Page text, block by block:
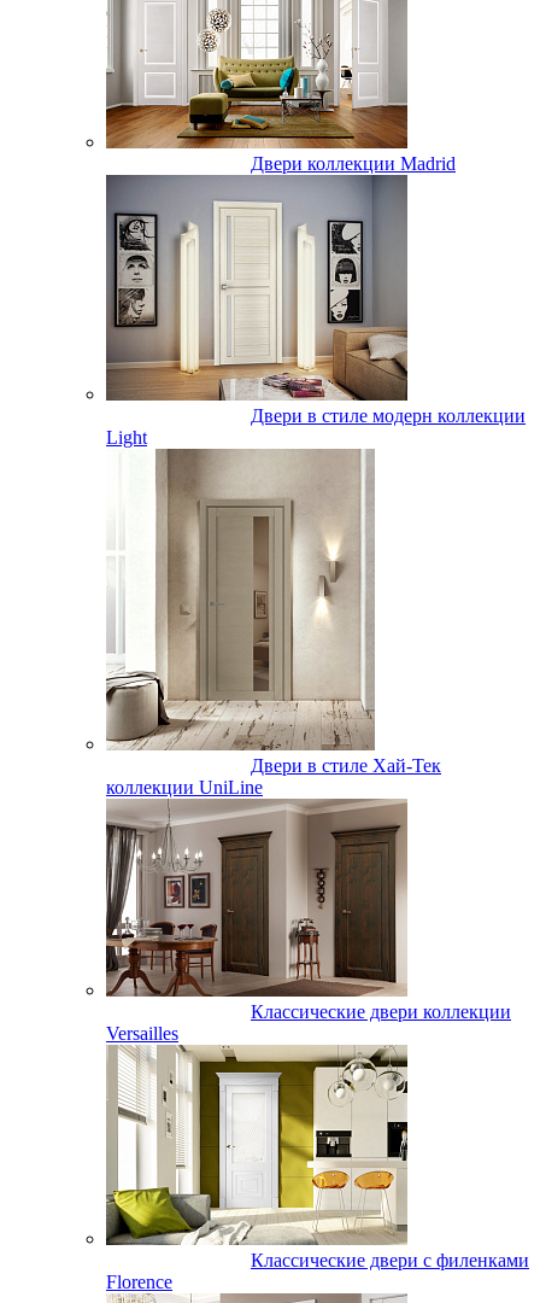
Двери коллекции Madrid
Двери в стиле модерн коллекции
Light
Двери в стиле Хай-Тек
коллекции UniLine
Классические двери коллекции
Versailles
Классические двери с филенками
Florence